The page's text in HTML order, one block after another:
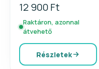
12 900 Ft
Raktáron, azonnal
átvehető
Részletek